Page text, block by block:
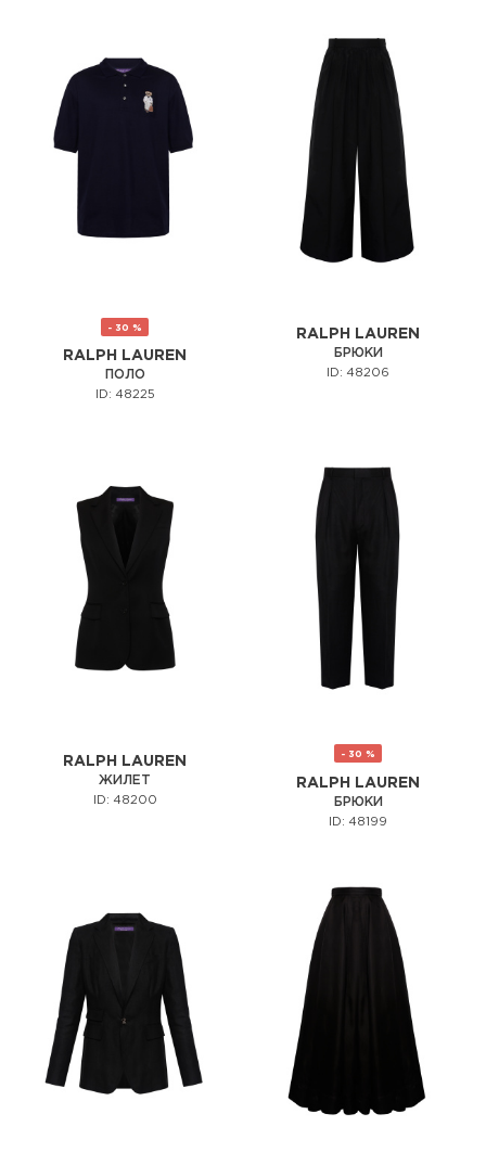
- 30 %
RALPH LAUREN
ПОЛО
ID: 48225
RALPH LAUREN
БРЮКИ
ID: 48206
RALPH LAUREN
ЖИЛЕТ
ID: 48200
- 30 %
RALPH LAUREN
БРЮКИ
ID: 48199